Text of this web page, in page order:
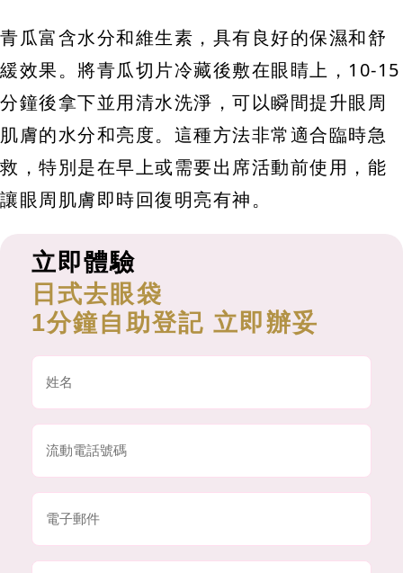
青瓜富含水分和維生素，具有良好的保濕和舒
緩效果。將青瓜切片冷藏後敷在眼睛上，10-15
分鐘後拿下並用清水洗淨，可以瞬間提升眼周
肌膚的水分和亮度。這種方法非常適合臨時急
救，特別是在早上或需要出席活動前使用，能
讓眼周肌膚即時回復明亮有神。
立即體驗
日式去眼袋
1分鐘自助登記 立即辦妥